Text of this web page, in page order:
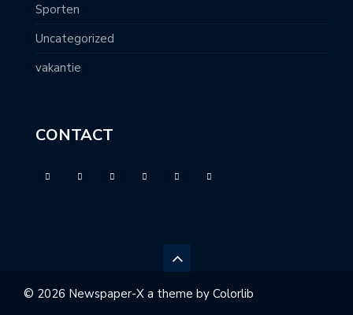
Sporten
Uncategorized
vakantie
CONTACT
© 2026 Newspaper-X a theme by Colorlib